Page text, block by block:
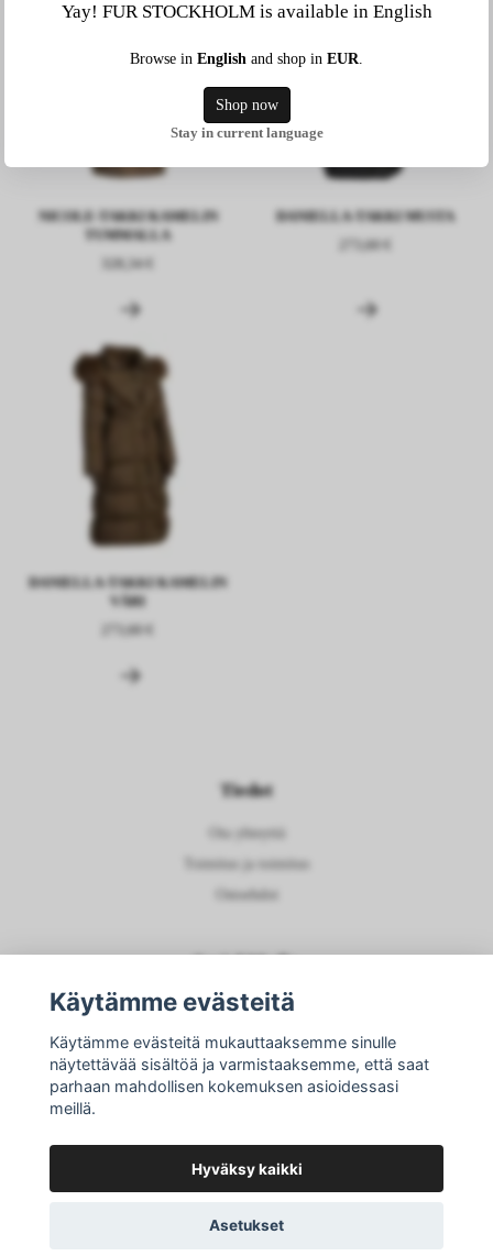
NICOLE-TAKKI KAMELIN
TUMMALLA
328,34 €
DANIELLA-TAKKI MUSTA
273,60 €
DANIELLA-TAKKI KAMELIN
VÄRI
273,60 €
Tiedot
Ota yhteyttä
Toimitus ja toimitus
Ostoehdot
Tilaa uutiskirjeemme
Tilaa
Käytämme evästeitä
Käytämme evästeitä mukauttaaksemme sinulle
näytettävää sisältöä ja varmistaaksemme, että saat
parhaan mahdollisen kokemuksen asioidessasi
meillä.
Hyväksy kaikki
Asetukset
Yay! FUR STOCKHOLM is available in English
Browse in English and shop in EUR.
Shop now
Stay in current language